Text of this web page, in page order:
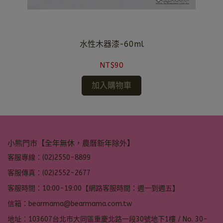
水性木器漆-60ml
NT$90
加入購物車
小熊門市【全年無休，農曆新年除外】
客服專線：(02)2550-8899
客服傳真：(02)2552-2677
客服時間：10:00-19:00【網路客服時間：週一到週五】
信箱：bearmama@bearmama.com.tw
地址：103607台北市大同區重慶北路一段30號地下1樓 / No. 30-